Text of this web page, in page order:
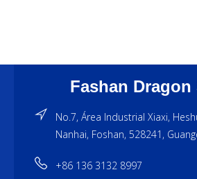
Fashan Dragon
No.7, Área Industrial Xiaxi,
Nanhai, Foshan, 528241,
+86 136 3132 8997